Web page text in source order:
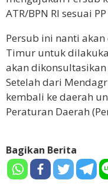
ATR/BPN RI sesuai
Persub ini nanti
Timur untuk
akan
Setelah dari
kembali ke daerah
Peraturan Daerah
Bagikan Berita